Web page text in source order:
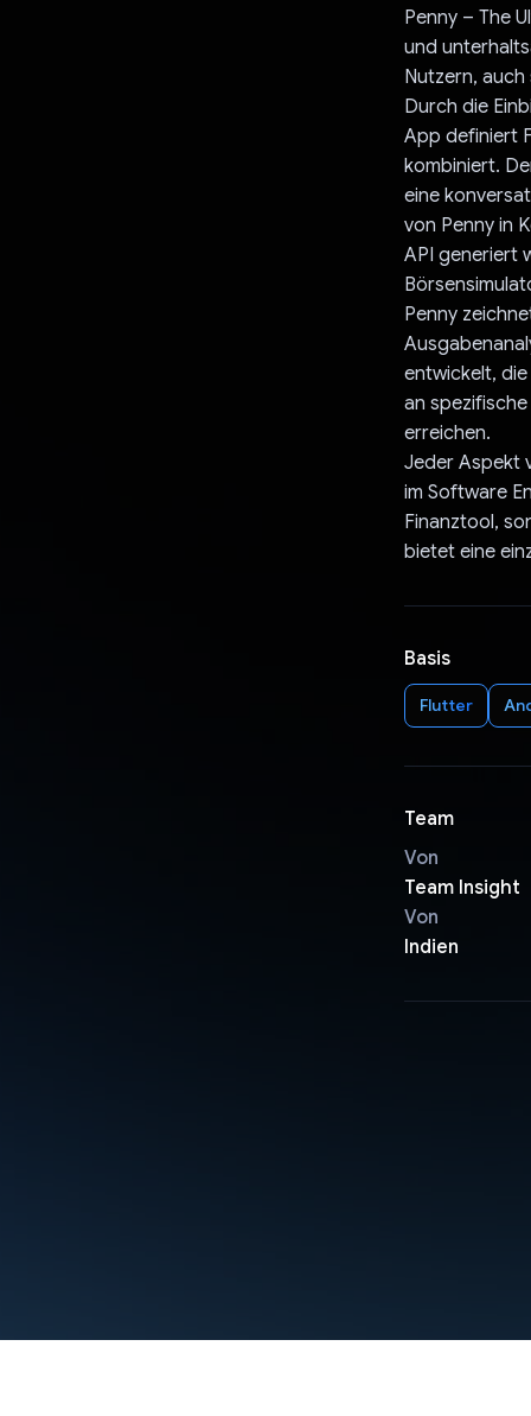
Penny – The
und
Nutzern,
Durch die
App definiert
kombiniert.
eine
von Penny in
API generiert
Penny
entwickelt,
an
erreichen.
Jeder Aspekt
im Software
Finanztool,
bietet eine
Basis
Flutter
Team
Von
Team Insight
Von
Indien